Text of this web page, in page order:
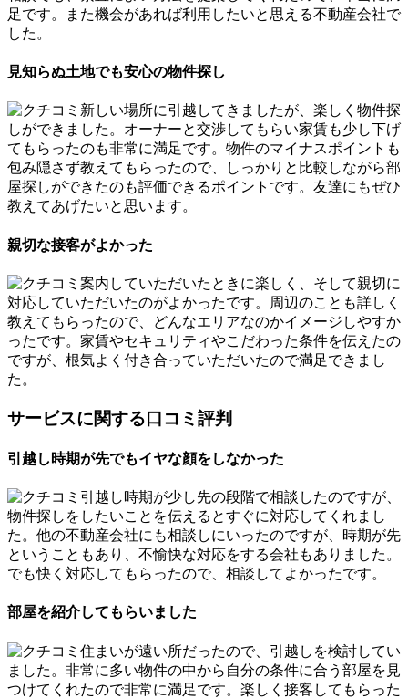
足です。また機会があれば利用したいと思える不動産会社で
した。
見知らぬ土地でも安心の物件探し
新しい場所に引越してきましたが、楽しく物件探
しができました。オーナーと交渉してもらい家賃も少し下げ
てもらったのも非常に満足です。物件のマイナスポイントも
包み隠さず教えてもらったので、しっかりと比較しながら部
屋探しができたのも評価できるポイントです。友達にもぜひ
教えてあげたいと思います。
親切な接客がよかった
案内していただいたときに楽しく、そして親切に
対応していただいたのがよかったです。周辺のことも詳しく
教えてもらったので、どんなエリアなのかイメージしやすか
ったです。家賃やセキュリティやこだわった条件を伝えたの
ですが、根気よく付き合っていただいたので満足できまし
た。
サービスに関する口コミ評判
引越し時期が先でもイヤな顔をしなかった
引越し時期が少し先の段階で相談したのですが、
物件探しをしたいことを伝えるとすぐに対応してくれまし
た。他の不動産会社にも相談しにいったのですが、時期が先
ということもあり、不愉快な対応をする会社もありました。
でも快く対応してもらったので、相談してよかったです。
部屋を紹介してもらいました
住まいが遠い所だったので、引越しを検討してい
ました。非常に多い物件の中から自分の条件に合う部屋を見
つけてくれたので非常に満足です。楽しく接客してもらった